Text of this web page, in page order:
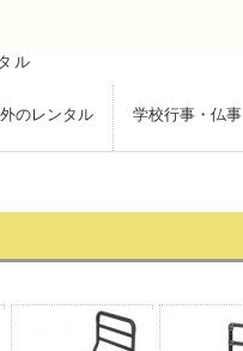
のレンタル 学校行事・仏事